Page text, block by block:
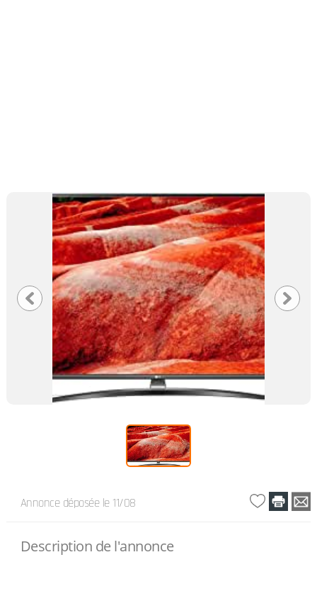
Annonce déposée le 11/08
Description de l'annonce